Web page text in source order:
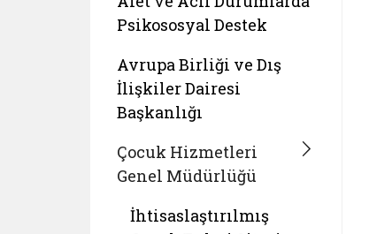
Psikososyal Destek
Avrupa Birliği ve Dış
İlişkiler Dairesi
Başkanlığı
Çocuk Hizmetleri
Genel Müdürlüğü
İhtisaslaştırılmış